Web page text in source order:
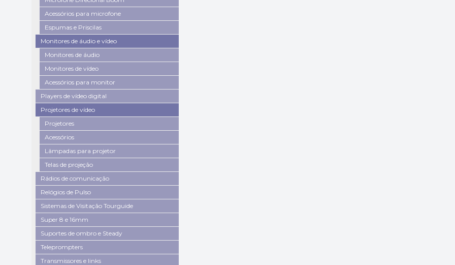
Acessórios para microfone
Espumas e Priscilas
Monitores de áudio e vídeo
Monitores de áudio
Monitores de vídeo
Acessórios para monitor
Players de vídeo digital
Projetores de vídeo
Projetores
Acessórios
Lâmpadas para projetor
Telas de projeção
Rádios de comunicação
Relógios de Pulso
Sistemas de Visitação Tourguide
Super 8 e 16mm
Suportes de ombro e Steady
Teleprompters
Transmissores e links